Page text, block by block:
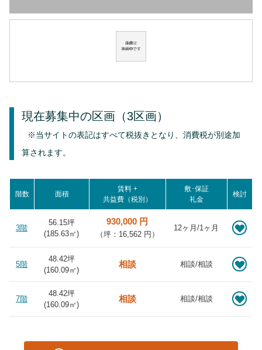
現在募集中の区画 （3区画）
※当サイトの表記はすべて税抜きとなり、消費税が別途加
算されます。
階数 面積
賃料 +
共益費（税別）
敷･保証
礼金
検討
3階
56.15坪
(185.63㎡)
930,000 円
（坪：16,562 円）
12ヶ月/1ヶ月
5階
48.42坪
(160.09㎡)
相談 相談/相談
7階
48.42坪
(160.09㎡)
相談 相談/相談